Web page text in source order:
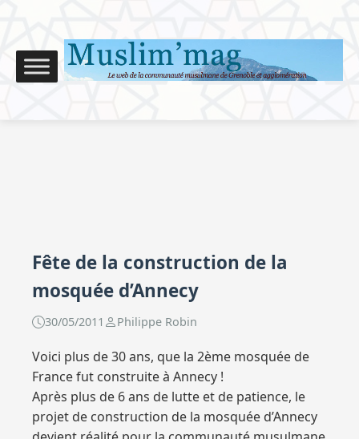
Fête de la construction de la
mosquée d’Annecy
30/05/2011 Philippe Robin
Voici plus de 30 ans, que la 2ème mosquée de
France fut construite à Annecy !
Après plus de 6 ans de lutte et de patience, le
projet de construction de la mosquée d’Annecy